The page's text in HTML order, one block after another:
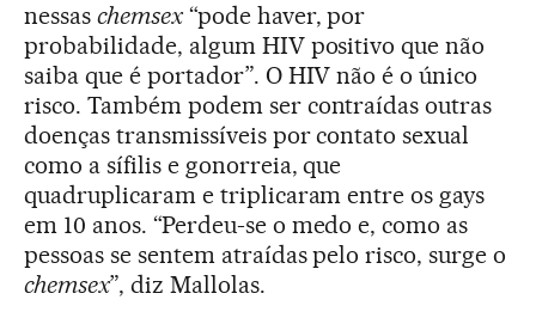
nessas chemsex“pode haver, por
probabilidade, algum HIV positivo que não
saiba que é portador”. O HIV não é o único
risco. Também podem ser contraídas outras
doenças transmissíveis por contato sexual
como a sífilis e gonorreia, que
quadruplicaram e triplicaram entre os gays
em 10 anos. “Perdeu-se o medo e, como as
pessoas se sentem atraídas pelo risco, surge o
chemsex”, diz Mallolas.